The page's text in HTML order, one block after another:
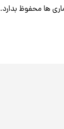
ها محفوظ بدارد.